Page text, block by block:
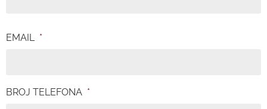
EMAIL *
BROJ TELEFONA *